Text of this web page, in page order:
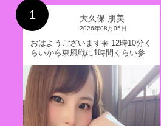
大久保 朋美
2026年08月05日
1
おはようございます☀️ 12時10分く
らいから東風戦に1時間くらい参
ら参戦予定です⭐️モードは悩み中
🤔💭三麻かな〜？🀄️ 今日も一日ふ
ぁいともたん❤️ 📖⇨
https://ameblo.jp/tomotanyao/ #麻
雀格闘倶楽部 #投票選抜戦2026 #
ともたんファミリー